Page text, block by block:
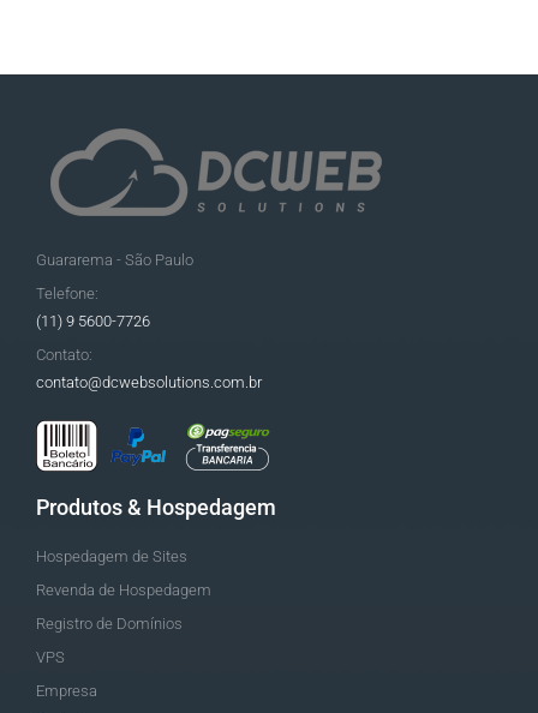
Guararema - São Paulo
Telefone:
(11) 9 5600-7726
Contato:
contato@dcwebsolutions.com.br
Produtos & Hospedagem
Hospedagem de Sites
Revenda de Hospedagem
Registro de Domínios
VPS
Empresa